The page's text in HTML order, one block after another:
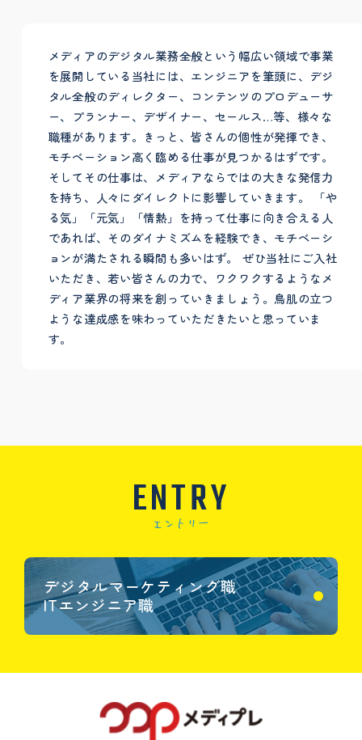
メディアのデジタル業務全般という幅広い領域で事業
を展開している当社には、エンジニアを筆頭に、デジ
タル全般のディレクター、コンテンツのプロデューサ
ー、プランナー、デザイナー、セールス…等、様々な
職種があります。きっと、皆さんの個性が発揮でき、
モチベーション高く臨める仕事が見つかるはずです。
そしてその仕事は、メディアならではの大きな発信力
を持ち、人々にダイレクトに影響していきます。 「や
る気」「元気」「情熱」を持って仕事に向き合える人
であれば、そのダイナミズムを経験でき、モチベーシ
ョンが満たされる瞬間も多いはず。 ぜひ当社にご入社
いただき、若い皆さんの力で、ワクワクするようなメ
ディア業界の将来を創っていきましょう。鳥肌の立つ
ような達成感を味わっていただきたいと思っていま
す。
ENTRY
デジタルマーケティング職
ITエンジニア職